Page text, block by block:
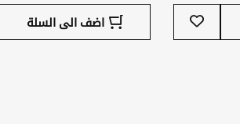
أضف
إلى
قائمة
اضف الى السلة